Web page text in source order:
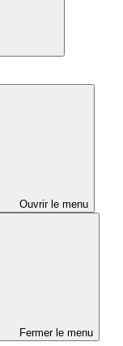
Ouvrir le menu
Fermer le menu